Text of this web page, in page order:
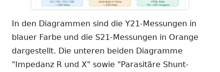
In den Diagrammen sind die Y21-Messungen in
blauer Farbe und die S21-Messungen in Orange
dargestellt. Die unteren beiden Diagramme
"Impedanz R und X" sowie "Parasitäre Shunt-